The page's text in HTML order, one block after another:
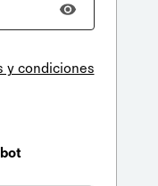
y condiciones